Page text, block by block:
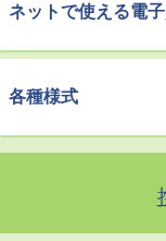
ネットで使える電
各種様式